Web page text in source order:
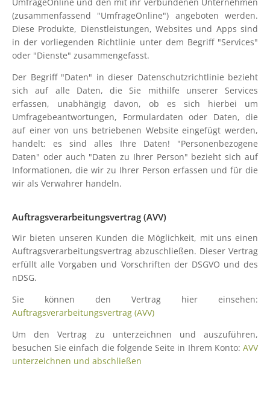
(zusammenfassend "UmfrageOnline") angeboten werden.
Diese Produkte, Dienstleistungen, Websites und Apps sind
in der vorliegenden Richtlinie unter dem Begriff "Services"
oder "Dienste" zusammengefasst.
Der Begriff "Daten" in dieser Datenschutzrichtlinie bezieht
sich auf alle Daten, die Sie mithilfe unserer Services
erfassen, unabhängig davon, ob es sich hierbei um
Umfragebeantwortungen, Formulardaten oder Daten, die
auf einer von uns betriebenen Website eingefügt werden,
handelt: es sind alles Ihre Daten! "Personenbezogene
Daten" oder auch "Daten zu Ihrer Person" bezieht sich auf
Informationen, die wir zu Ihrer Person erfassen und für die
wir als Verwahrer handeln.
Auftragsverarbeitungsvertrag (AVV)
Wir bieten unseren Kunden die Möglichkeit, mit uns einen
Auftragsverarbeitungsvertrag abzuschließen. Dieser Vertrag
erfüllt alle Vorgaben und Vorschriften der DSGVO und des
nDSG.
Sie können den Vertrag hier einsehen:
Auftragsverarbeitungsvertrag (AVV)
Um den Vertrag zu unterzeichnen und auszuführen,
besuchen Sie einfach die folgende Seite in Ihrem Konto: AVV
unterzeichnen und abschließen